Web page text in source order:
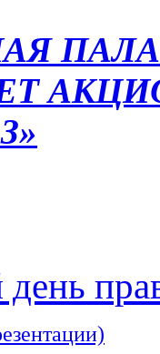
день